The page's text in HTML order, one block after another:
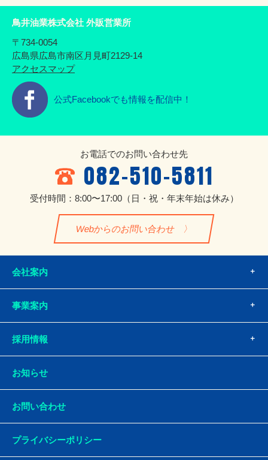
鳥井油業株式会社 外販営業所
〒734-0054
広島県広島市南区月見町2129-14
アクセスマップ
公式Facebookでも情報を配信中！
お電話でのお問い合わせ先
082-510-5811
受付時間：8:00〜17:00（日・祝・年末年始は休み）
Webからのお問い合わせ
会社案内
事業案内
採用情報
お知らせ
お問い合わせ
プライバシーポリシー